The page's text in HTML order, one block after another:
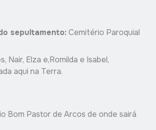
sepultamento: Cemitério Paroquial
Nair, Elza e,Romilda e Isabel,
aqui na Terra.
Bom Pastor de Arcos de onde sairá